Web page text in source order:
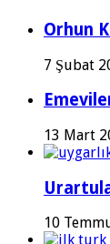
Orhun
7 Şubat
13 Mart
10